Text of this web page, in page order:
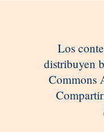
Los
distribuyen
Commons